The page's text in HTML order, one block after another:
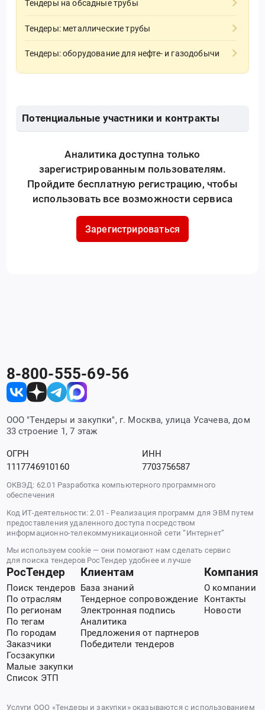
Тендеры на обсадные трубы
Тендеры: металлические трубы
Тендеры: оборудование для нефте- и газодобычи
Потенциальные участники и контракты
Аналитика доступна только
зарегистрированным пользователям.
Пройдите бесплатную регистрацию, чтобы
использовать все возможности сервиса
Зарегистрироваться
8-800-555-69-56
ООО "Тендеры и закупки", г. Москва, улица Усачева, дом
33 строение 1, 7 этаж
ОГРН
1117746910160
ИНН
7703756587
ОКВЭД: 62.01 Разработка компьютерного программного
обеспечения
Код ИТ-деятельности: 2.01 - Реализация программ для ЭВМ путем
предоставления удаленного доступа посредством
информационно-телекоммуникационной сети “Интернет”
Мы используем cookie — они помогают нам сделать сервис
для поиска тендеров РосТендер удобнее и лучше
РосТендер
Поиск тендеров
По отраслям
По регионам
По тегам
По городам
Заказчики
Госзакупки
Малые закупки
Список ЭТП
Клиентам
База знаний
Тендерное сопровождение
Электронная подпись
Аналитика
Предложения от партнеров
Победители тендеров
Компания
О компании
Контакты
Новости
Услуги ООО «Тендеры и закупки» оказываются с использованием